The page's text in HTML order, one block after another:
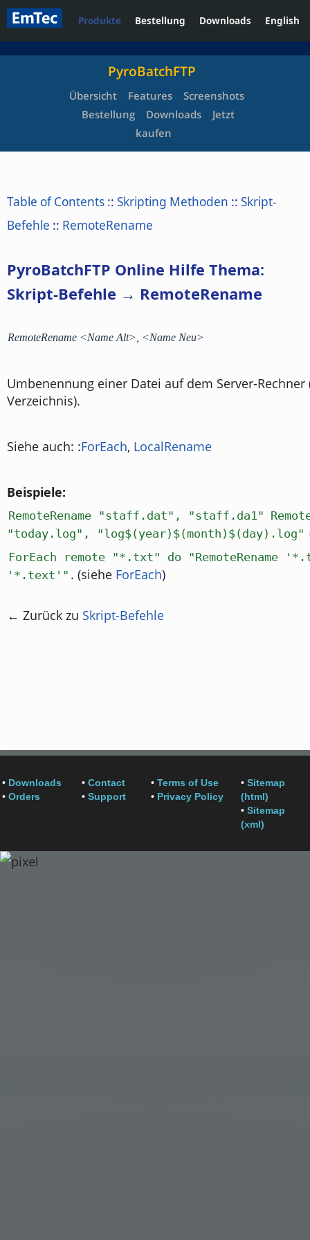
Produkte Bestellung Downloads English
PyroBatchFTP
Übersicht Features
Screenshots
Bestellung
Downloads
Jetzt
kaufen
Table of Contents :: Skripting Methoden :: Skript-
Befehle :: RemoteRename
PyroBatchFTP Online Hilfe Thema:
Skript-Befehle → RemoteRename
RemoteRename <Name Alt>, <Name Neu>
Umbenennung einer Datei auf dem Server-
Verzeichnis).
Siehe auch: :ForEach, LocalRename
Beispiele:
RemoteRename "staff.dat", "staff.da1"
"today.log", "log$(year)$(month)$(day).log"
ForEach remote "*.txt" do "RemoteRename
'*.text'" . (siehe ForEach)
← Zurück zu Skript-Befehle
• Downloads
• Orders
• Contact
• Support
• Terms of Use
• Privacy Policy
• Sitemap
(html)
• Sitemap
(xml)